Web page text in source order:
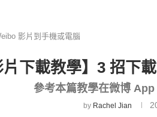
影片到手機或電腦
片下載教學】3 招下
參考本篇教學在微博
by Rachel Jian